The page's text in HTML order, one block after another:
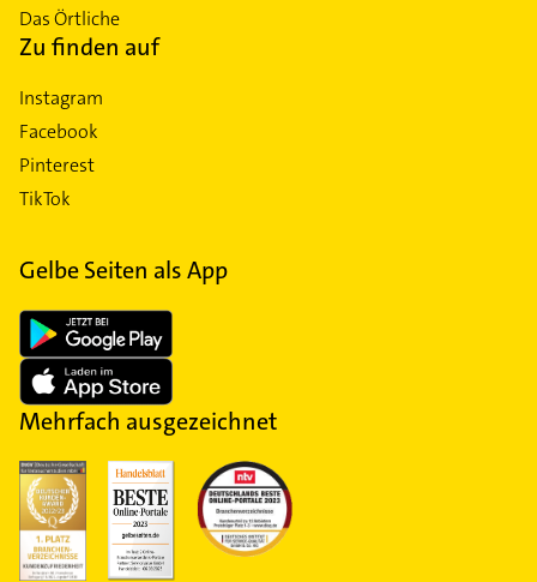
Das Örtliche
Zu finden auf
Instagram
Facebook
Pinterest
TikTok
Gelbe Seiten als App
Mehrfach ausgezeichnet